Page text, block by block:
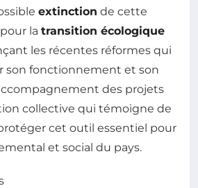
extinction de cette
la transition écologique
les récentes réformes qui
son fonctionnement et son
des projets
collective qui témoigne de
cet outil essentiel pour
et social du pays.